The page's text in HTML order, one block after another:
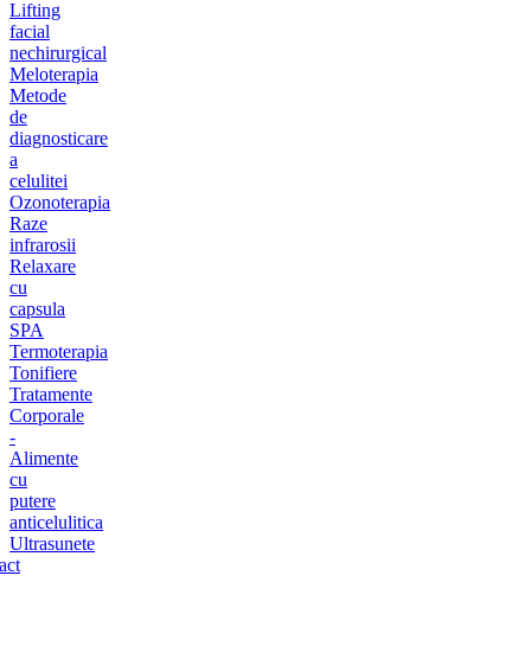
Lifting
facial
nechirurgical
Meloterapia
Metode
de
diagnosticare
a
celulitei
Ozonoterapia
Raze
infrarosii
Relaxare
cu
capsula
SPA
Termoterapia
Tonifiere
Tratamente
Corporale
-
Alimente
cu
putere
anticelulitica
Ultrasunete